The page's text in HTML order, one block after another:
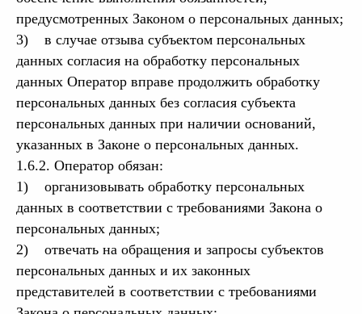
предусмотренных Законом о персональных данных;
3) в случае отзыва субъектом персональных
данных согласия на обработку персональных
данных Оператор вправе продолжить обработку
персональных данных без согласия субъекта
персональных данных при наличии оснований,
указанных в Законе о персональных данных.
1.6.2. Оператор обязан:
1) организовывать обработку персональных
данных в соответствии с требованиями Закона о
персональных данных;
2) отвечать на обращения и запросы субъектов
персональных данных и их законных
представителей в соответствии с требованиями